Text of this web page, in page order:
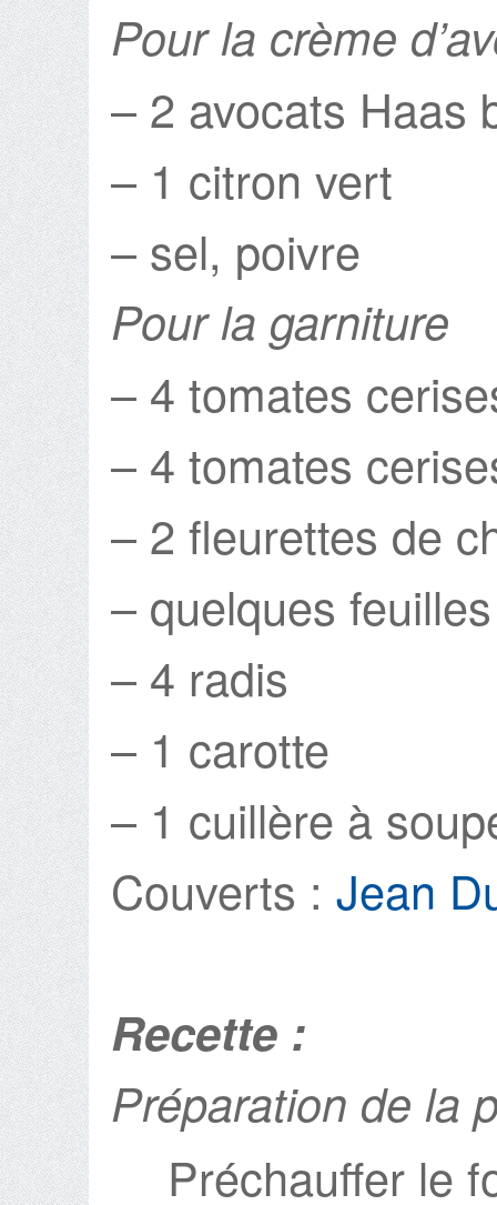
Pour la crème
– 2 avocats Haas
– 1 citron vert
– sel, poivre
Pour la garniture
– 4 tomates
– 4 tomates
– 2 fleurettes de
– quelques
– 4 radis
– 1 carotte
– 1 cuillère à
Couverts : Jean
Recette :
Préparation de la
Préchauffer le